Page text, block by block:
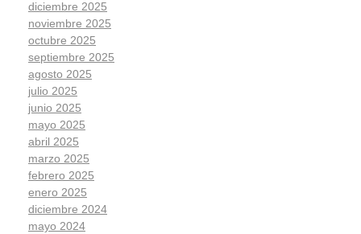
diciembre 2025
noviembre 2025
octubre 2025
septiembre 2025
agosto 2025
julio 2025
junio 2025
mayo 2025
abril 2025
marzo 2025
febrero 2025
enero 2025
diciembre 2024
mayo 2024